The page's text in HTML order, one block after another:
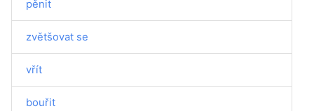
pěnit
zvětšovat se
vřít
bouřit